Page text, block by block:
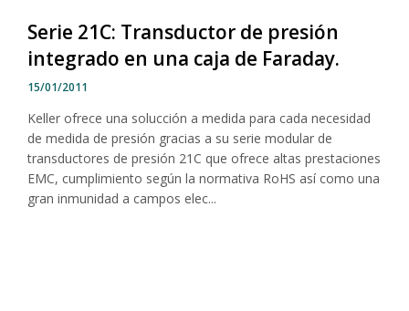
Serie 21C: Transductor de presión
integrado en una caja de Faraday.
15/01/2011
Keller ofrece una solucción a medida para cada necesidad
de medida de presión gracias a su serie modular de
transductores de presión 21C que ofrece altas prestaciones
EMC, cumplimiento según la normativa RoHS así como una
gran inmunidad a campos elec...